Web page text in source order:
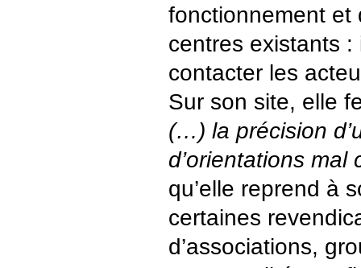
fonctionnement et
centres existants
contacter les
Sur son site, elle
(…) la précision
d’orientations mal
qu’elle reprend à
certaines
d’associations,